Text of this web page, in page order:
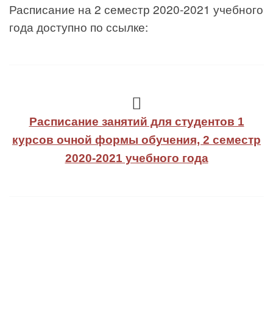
Расписание на 2 семестр 2020-2021 учебного
года доступно по ссылке:
Расписание занятий для студентов 1
курсов очной формы обучения, 2 семестр
2020-2021 учебного года